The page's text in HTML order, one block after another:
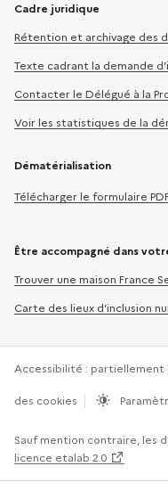
Cadre juridique
Rétention et archivage des
Texte cadrant la demande
Contacter le Délégué à la
Voir les statistiques de la
Dématérialisation
Télécharger le formulaire
Être accompagné dans
Trouver une maison France
Carte des lieux d’inclusion
Accessibilité : partiellement
des cookies
Sauf mention contraire, les
licence etalab 2.0